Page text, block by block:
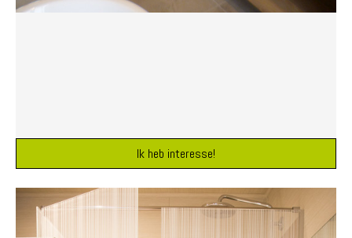
Ik heb interesse!